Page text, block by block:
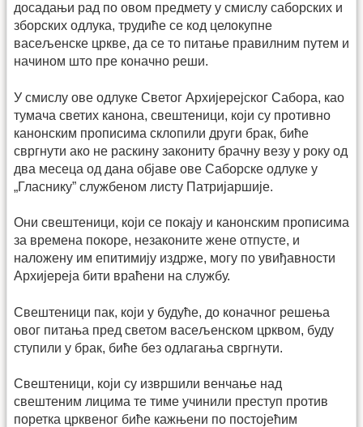
досадањи рад по овом предмету у смислу саборских и
зборских одлука, трудиће се код целокупне
васељенске цркве, да се то питање правилним путем и
начином што пре коначно реши.
У смислу ове одлуке Светог Архијерејског Сабора, као
тумача светих канона, свештеници, који су противно
канонским прописима склопили други брак, биће
свргнути ако не раскину закониту брачну везу у року од
два месеца од дана објаве ове Саборске одлуке у
„Гласнику” службеном листу Патријаршије.
Они свештеници, који се покају и канонским прописима
за времена покоре, незаконите жене отпусте, и
наложену им епитимију издрже, могу по увиђавности
Архијереја бити враћени на службу.
Свештеници пак, који у будуће, до коначног решења
овог питања пред светом васељенском црквом, буду
ступили у брак, биће без одлагања свргнути.
Свештеници, који су извршили венчање над
свештеним лицима те тиме учинили преступ против
поретка црквеног биће кажњени по постојећим